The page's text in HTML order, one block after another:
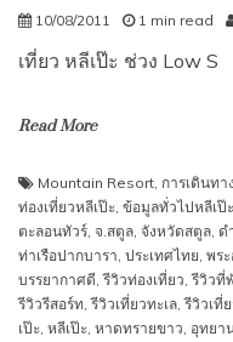
10/08/2011 1 min read
เที่ยว หลีเป๊ะ ช่วง Low S
Read More
Mountain Resort, การเดินทา
ท่องเที่ยวหลีเป๊ะ, ข้อมูลทั่วไปหลีเป๊ะ
ตะลอนทัวร์, จ.สตูล, จังหวัดสตูล, ด
ท่าเรือปากบารา, ประเทศไทย, พร
บรรยากาศดี,รีวิวท่องเที่ยว,รีวิวที่
รีวิวรีสอร์ท,รีวิวเที่ยวทะเล,รีวิวเที่
เป๊ะ, หลีเป๊ะ, หาดทรายขาว, อุทยา